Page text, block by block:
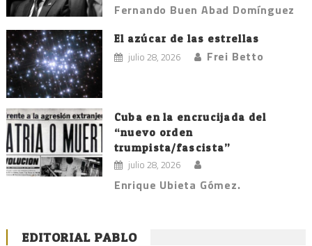
Fernando Buen Abad Domínguez
El azúcar de las estrellas
julio 28, 2026 Frei Betto
Cuba en la encrucijada del
“nuevo orden
trumpista/fascista”
julio 28, 2026
Enrique Ubieta Gómez.
EDITORIAL PABLO